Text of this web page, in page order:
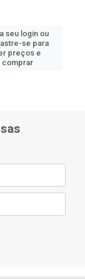
seu login ou
se para
preços e
comprar